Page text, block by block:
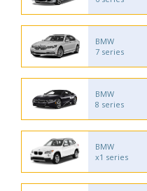
BMW
7 series
BMW
8 series
BMW
x1 series